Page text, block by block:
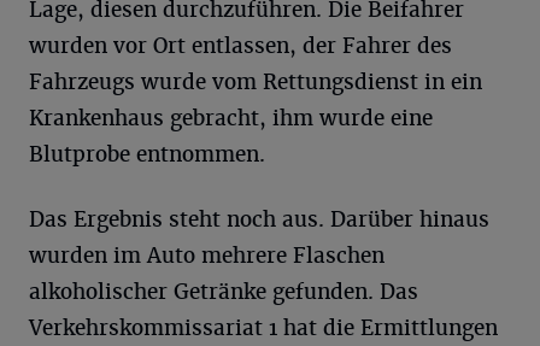
Lage, diesen durchzuführen. Die Beifahrer
wurden vor Ort entlassen, der Fahrer des
Fahrzeugs wurde vom Rettungsdienst in ein
Krankenhaus gebracht, ihm wurde eine
Blutprobe entnommen.
Das Ergebnis steht noch aus. Darüber hinaus
wurden im Auto mehrere Flaschen
alkoholischer Getränke gefunden. Das
Verkehrskommissariat 1 hat die Ermittlungen